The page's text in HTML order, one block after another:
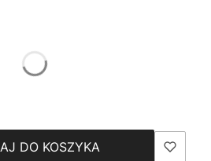
DO KOSZYKA